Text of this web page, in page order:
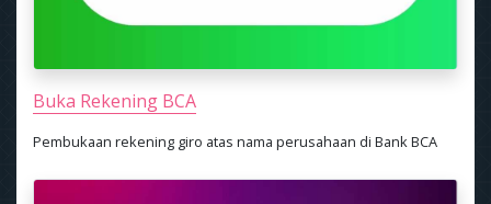
Buka Rekening BCA
Pembukaan rekening giro atas nama perusahaan di Bank BCA